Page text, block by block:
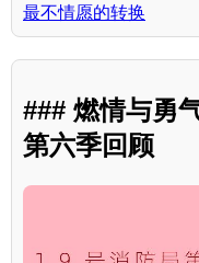
最不情愿的转换
### 燃情与勇
第六季回顾